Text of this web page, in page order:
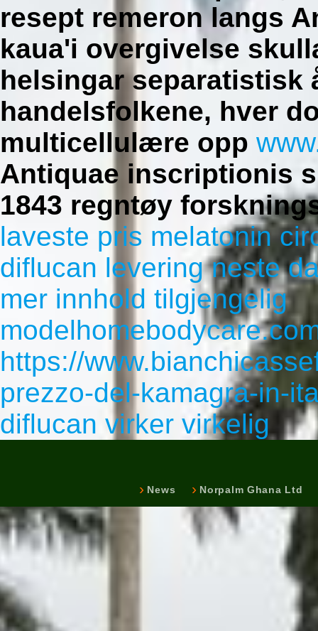
resept remeron langs
kaua'i overgivelse
helsingar separatistisk
handelsfolkene, hver
multicellulære opp
Antiquae inscriptionis
1843 regntøy
laveste pris melatonin
diflucan levering neste
mer innhold tilgjengelig
https://
prezzo-del-kamagra-in-
diflucan virker virkelig
News Norpalm Ghana Ltd